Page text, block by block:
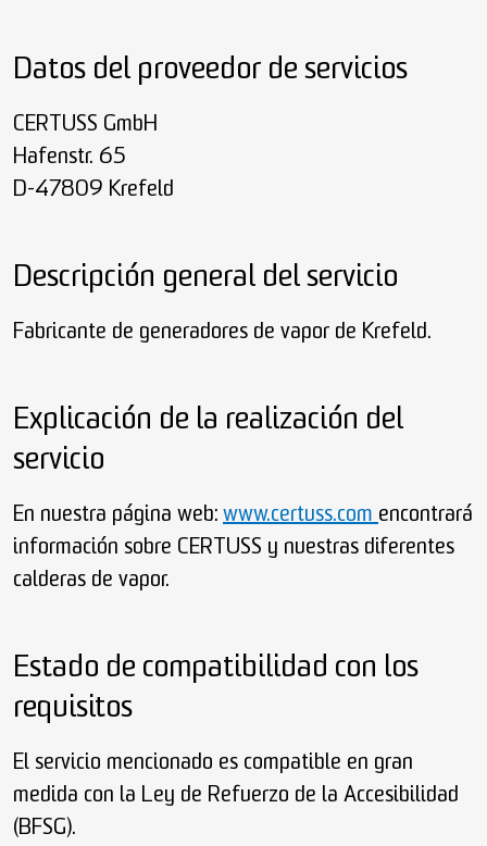
Datos del proveedor de servicios
CERTUSS GmbH
Hafenstr. 65
D-47809 Krefeld
Descripción general del servicio
Fabricante de generadores de vapor de Krefeld.
Explicación de la realización del
servicio
En nuestra página web: www.certuss.com encontrará
información sobre CERTUSS y nuestras diferentes
calderas de vapor.
Estado de compatibilidad con los
requisitos
El servicio mencionado es compatible en gran
medida con la Ley de Refuerzo de la Accesibilidad
(BFSG).